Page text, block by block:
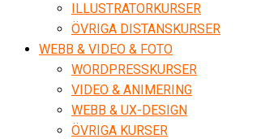
ILLUSTRATORKURSER
ÖVRIGA DISTANSKURSER
WEBB & VIDEO & FOTO
WORDPRESSKURSER
VIDEO & ANIMERING
WEBB & UX-DESIGN
ÖVRIGA KURSER